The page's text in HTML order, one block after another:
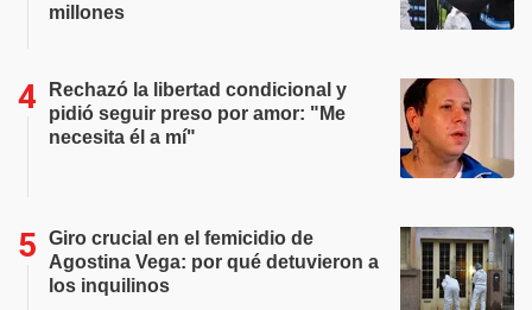
millones
Rechazó la libertad condicional y
pidió seguir preso por amor: "Me
necesita él a mí"
Giro crucial en el femicidio de
Agostina Vega: por qué detuvieron a
los inquilinos